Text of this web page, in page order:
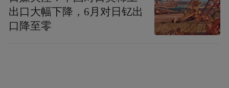
出口大幅下降，6月对日钇出
口降至零